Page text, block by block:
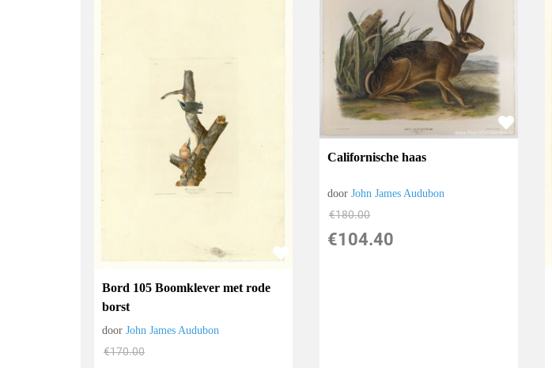
Bord 105 Boomklever met rode
borst
doorJohn James Audubon
€170.00
Californische haas
doorJohn James Audubon
€180.00
€104.40